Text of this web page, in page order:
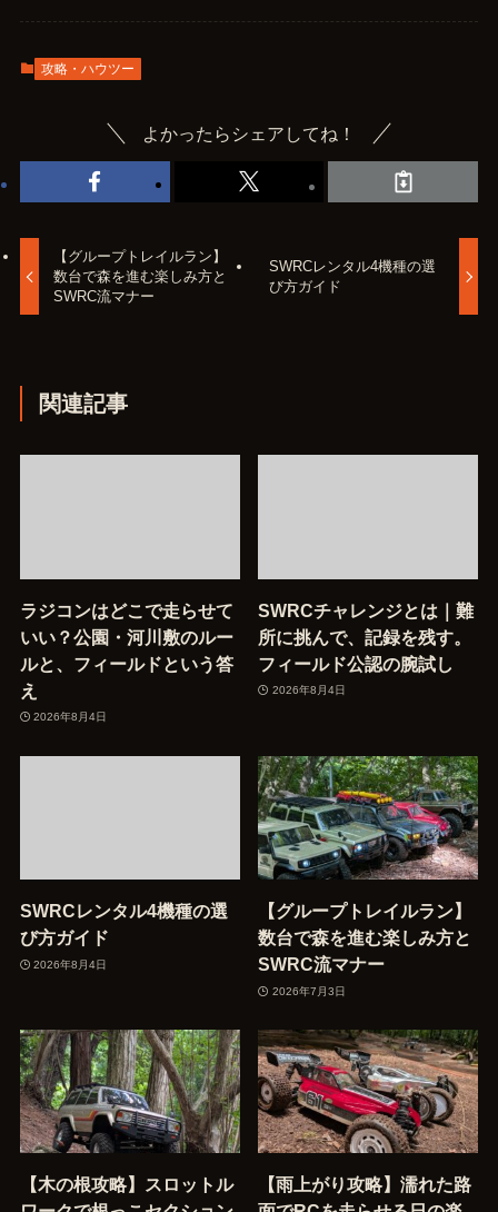
攻略・ハウツー
よかったらシェアしてね！
【グループトレイルラン】
数台で森を進む楽しみ方と
SWRC流マナー
SWRCレンタル4機種の選
び方ガイド
関連記事
ラジコンはどこで走らせて
いい？公園・河川敷のルー
ルと、フィールドという答
え
2026年8月4日
SWRCチャレンジとは｜難
所に挑んで、記録を残す。
フィールド公認の腕試し
2026年8月4日
SWRCレンタル4機種の選
び方ガイド
2026年8月4日
【グループトレイルラン】
数台で森を進む楽しみ方と
SWRC流マナー
2026年7月3日
【木の根攻略】スロットル
【雨上がり攻略】濡れた路